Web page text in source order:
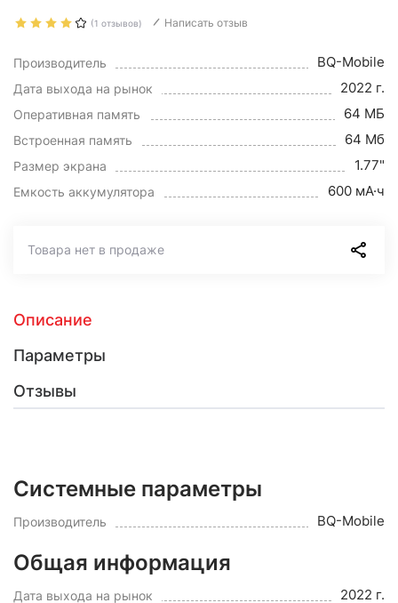
(1 отзывов) Написать отзыв
Производитель BQ-Mobile
Дата выхода на рынок 2022 г.
Оперативная память 64 МБ
Встроенная память 64 Мб
Размер экрана 1.77"
Емкость аккумулятора 600 мА·ч
Товара нет в продаже
Описание
Параметры
Отзывы
Системные параметры
Производитель BQ-Mobile
Общая информация
Дата выхода на рынок 2022 г.